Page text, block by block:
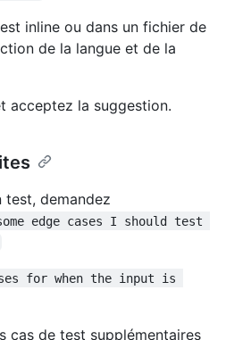
inline ou dans un fichier de
de la langue et de la
acceptez la suggestion.
test, demandez
edge cases I should test
for when the input is
cas de test supplémentaires